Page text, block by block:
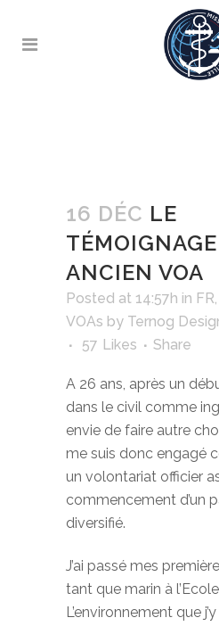
16 DÉC LE
ANCIEN VOA
Posted at 14:57h in FR,
VOAs by Ternog
57 Likes Share
A 26 ans, après un
dans le civil comme
envie de faire autre
me suis donc engagé
un volontariat officier
commencement d’un
diversifié.
J’ai passé mes
tant que marin à
L’environnement que